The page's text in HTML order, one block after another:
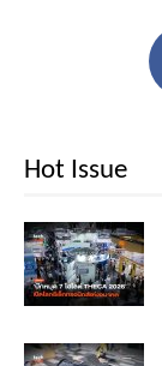
Hot Issue